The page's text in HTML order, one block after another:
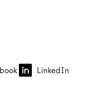
LinkedIn